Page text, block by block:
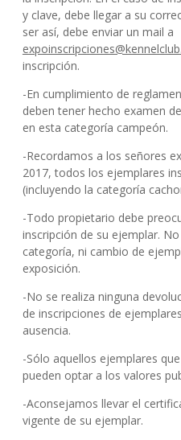
y clave, debe llegar a su
ser así, debe enviar un mail a
inscripción.
-En cumplimiento de
deben tener hecho examen
en esta categoría campeón.
-Recordamos a los señores
2017, todos los ejemplares
(incluyendo la categoría
-Todo propietario debe
inscripción de su ejemplar.
categoría, ni cambio de
exposición.
-No se realiza ninguna
de inscripciones de
ausencia.
-Sólo aquellos ejemplares
pueden optar a los valores
-Aconsejamos llevar el
vigente de su ejemplar.